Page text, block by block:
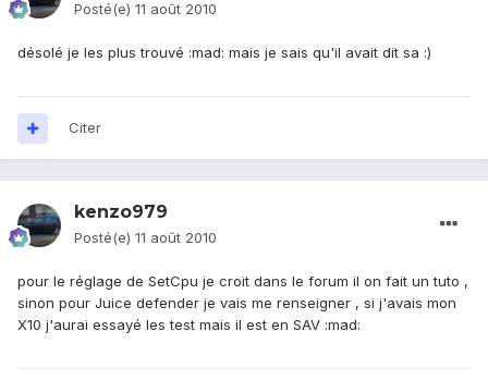
Posté(e) 11 août 2010
désolé je les plus trouvé :mad: mais je sais qu'il avait dit sa :)
Citer
kenzo979
Posté(e) 11 août 2010
pour le réglage de SetCpu je croit dans le forum il on fait un tuto ,
sinon pour Juice defender je vais me renseigner , si j'avais mon
X10 j'aurai essayé les test mais il est en SAV :mad: